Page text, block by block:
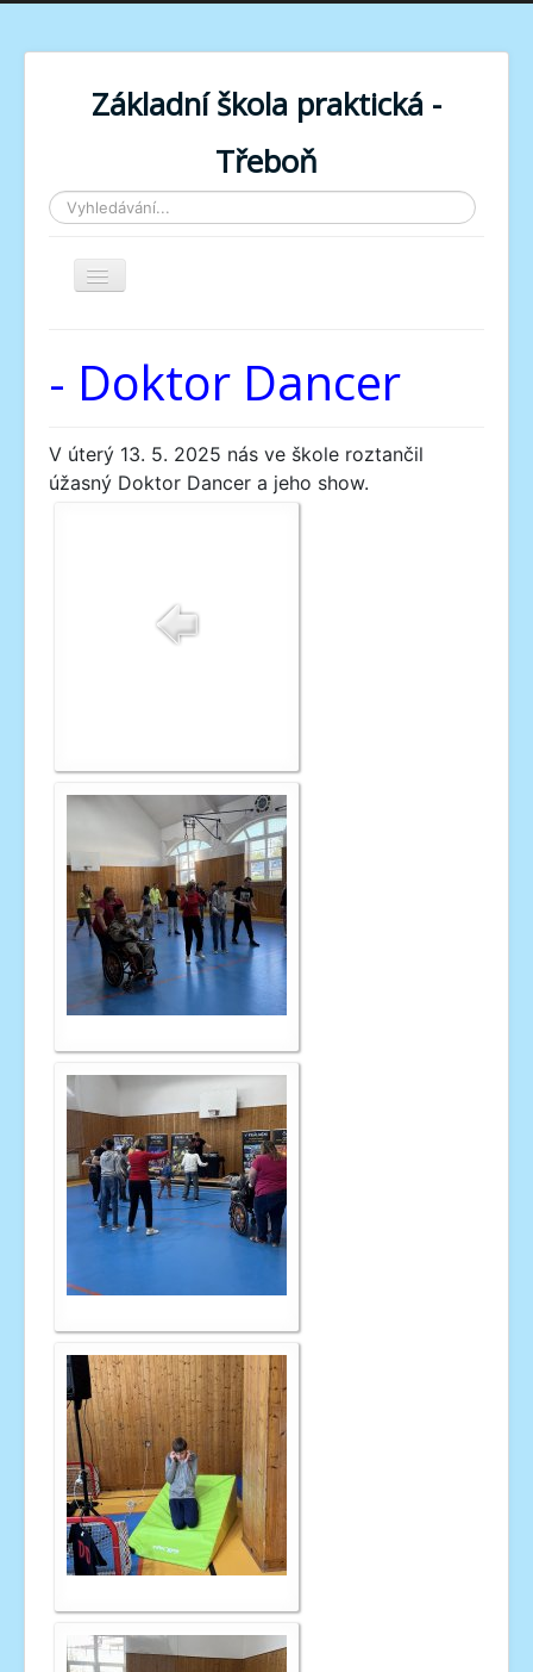
Základní škola praktická -
Třeboň
Vyhledávání...
Toggle
- Doktor Dancer
V úterý 13. 5. 2025 nás ve škole roztančil
úžasný Doktor Dancer a jeho show.